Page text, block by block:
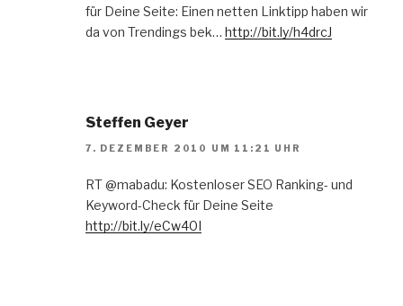
für Deine Seite: Einen netten Linktipp haben wir
da von Trendings bek… http://bit.ly/h4drcJ
Steffen Geyer
7. DEZEMBER 2010 UM 11:21 UHR
RT @mabadu: Kostenloser SEO Ranking- und
Keyword-Check für Deine Seite
http://bit.ly/eCw40I